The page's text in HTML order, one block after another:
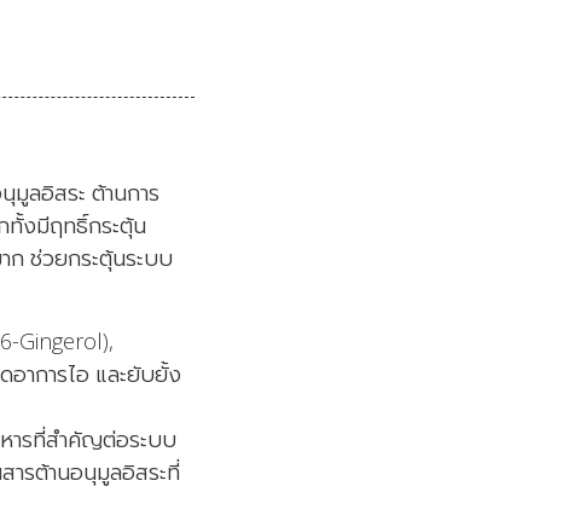
มูลอิสระ ต้านการ
ทั้งมีฤทธิ์กระตุ้น
ก ช่วยกระตุ้นระบบ
Gingerol),
าการไอ และยับยั้ง
หารที่สำคัญต่อระบบ
ารต้านอนุมูลอิสระที่